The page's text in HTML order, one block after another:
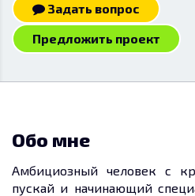
Задать вопрос
Предложить проект
Обо мне
Амбициозный человек с
пускай и начинающий